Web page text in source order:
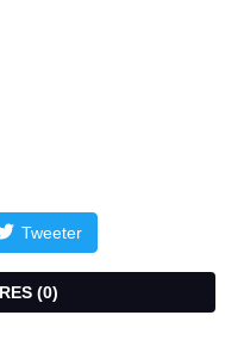
Tweeter
COMMENTAIRES (0)